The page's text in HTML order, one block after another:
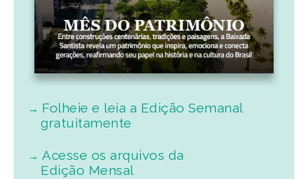
Folheie e leia a Edição Semanal
gratuitamente
Acesse os arquivos da
Edição Mensal